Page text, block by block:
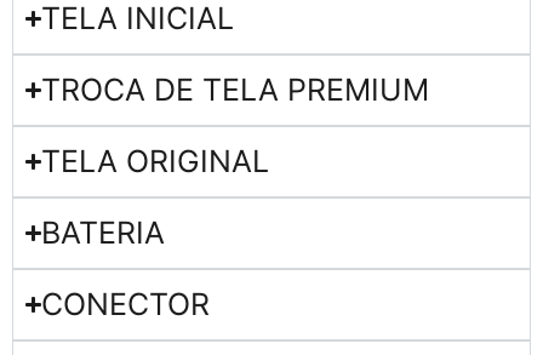
TELA INICIAL
TROCA DE TELA PREMIUM
TELA ORIGINAL
BATERIA
CONECTOR